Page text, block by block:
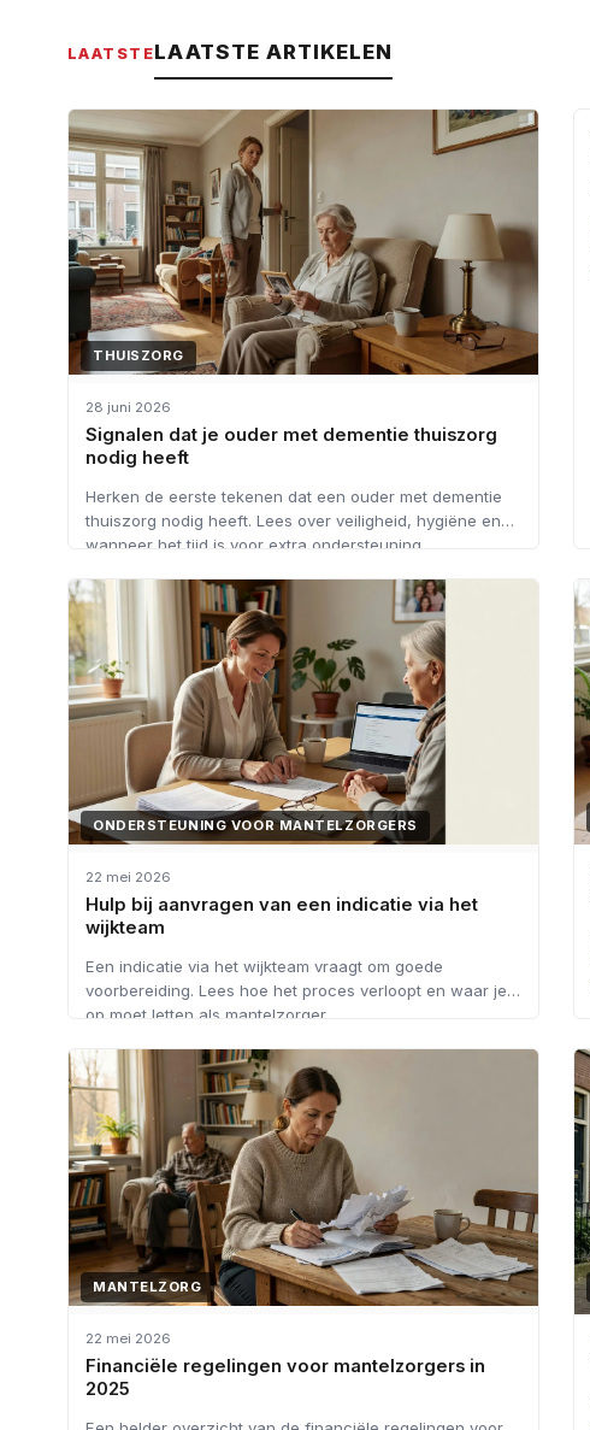
LAATSTELAATSTE ARTIKELEN
THUISZORG
28 juni 2026
Signalen dat je ouder met dementie thuiszorg
nodig heeft
Herken de eerste tekenen dat een ouder met dementie
thuiszorg nodig heeft. Lees over veiligheid, hygiëne en
wanneer het tijd is voor extra ondersteuning.
ONDERSTEUNING VOOR MANTELZORGERS
22 mei 2026
Hulp bij aanvragen van een indicatie via het
wijkteam
Een indicatie via het wijkteam vraagt om goede
voorbereiding. Lees hoe het proces verloopt en waar je
op moet letten als mantelzorger.
MANTELZORG
22 mei 2026
Financiële regelingen voor mantelzorgers in
2025